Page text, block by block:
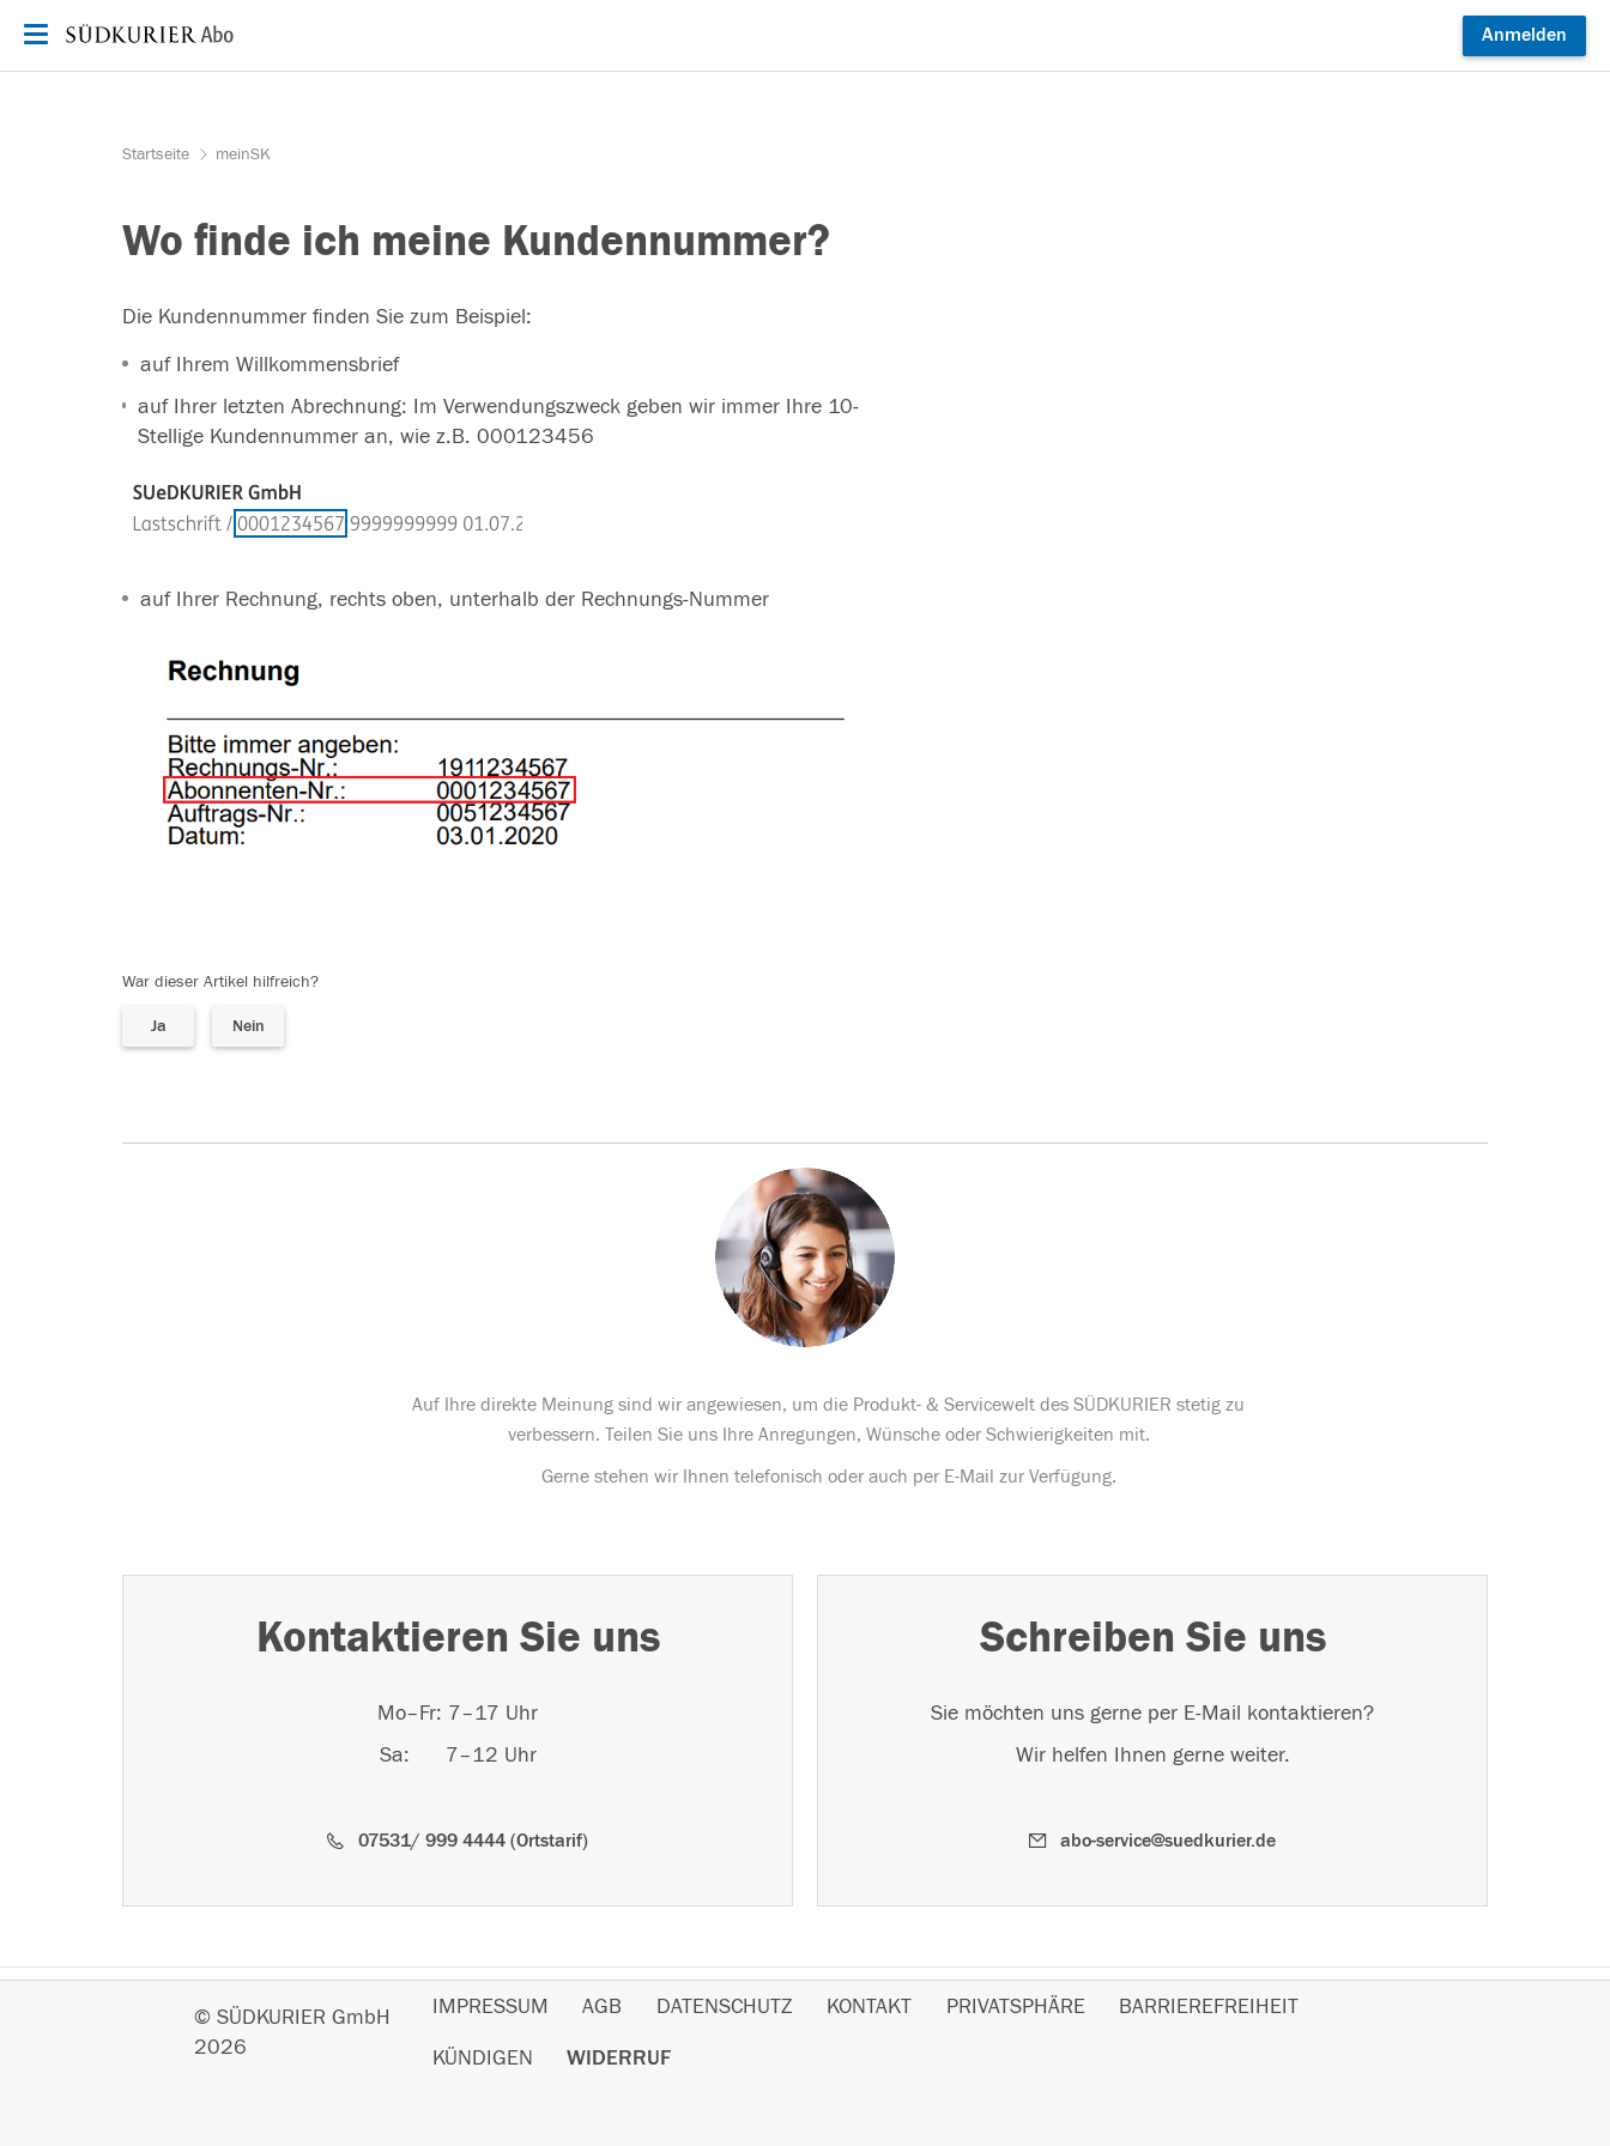
Anmelden
Startseite meinSK
Wo finde ich meine Kundennummer?
Die Kundennummer finden Sie zum Beispiel:
auf Ihrem Willkommensbrief
auf Ihrer letzten Abrechnung: Im Verwendungszweck geben wir immer Ihre 10-
Stellige Kundennummer an, wie z.B. 000123456
auf Ihrer Rechnung, rechts oben, unterhalb der Rechnungs-Nummer
War dieser Artikel hilfreich?
Ja Nein
Auf Ihre direkte Meinung sind wir angewiesen, um die Produkt- & Servicewelt des SÜDKURIER stetig zu
verbessern. Teilen Sie uns Ihre Anregungen, Wünsche oder Schwierigkeiten mit.
Gerne stehen wir Ihnen telefonisch oder auch per E-Mail zur Verfügung.
Kontaktieren Sie uns
Mo–Fr: 7–17 Uhr
Sa: 7–12 Uhr
07531/ 999 4444 (Ortstarif)
Schreiben Sie uns
Sie möchten uns gerne per E-Mail kontaktieren?
Wir helfen Ihnen gerne weiter.
abo-service@suedkurier.de
© SÜDKURIER GmbH
2026
IMPRESSUM AGB DATENSCHUTZ KONTAKT PRIVATSPHÄRE BARRIEREFREIHEIT
KÜNDIGEN WIDERRUF